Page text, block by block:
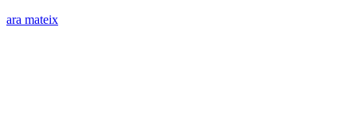
ara mateix